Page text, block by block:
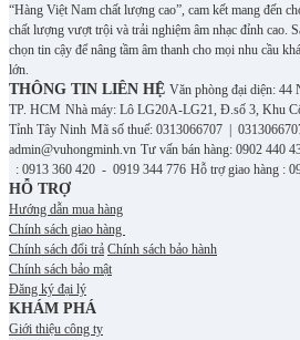
“Hàng Việt Nam chất lượng cao”, cam kết mang đến
chất lượng vượt trội và trải nghiệm âm nhạc đỉnh cao. S
chọn tin cậy để nâng tầm âm thanh cho mọi nhu cầu
lớn.
THÔNG TIN LIÊN HỆ Văn phòng đại diện: 44
TP. HCM Nhà máy: Lô LG20A-LG21, Đ.số 3, Khu
Tỉnh Tây Ninh Mã số thuế: 0313066707 |
admin@vuhongminh.vn Tư vấn bán hàng: 0902 440
: 0913 360 420 - 0919 344 776 Hỗ trợ giao hàng :
HỖ TRỢ
Hướng dẫn mua hàng
Chính sách giao hàng
Chính sách đổi trả Chính sách bảo hành
Chính sách bảo mật
Đăng ký đại lý
KHÁM PHÁ
Giới thiệu công ty